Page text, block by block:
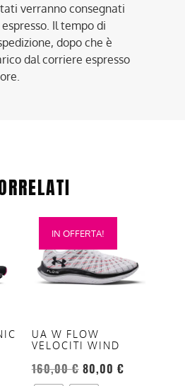
verranno consegnati
Il tempo di
dopo che è
dal corriere espresso
IN OFFERTA!
UA W FLOW
VELOCITI WIND
160,00€ 80,00 €
Questo
prodotto
ha
più
opzioni
possono
essere